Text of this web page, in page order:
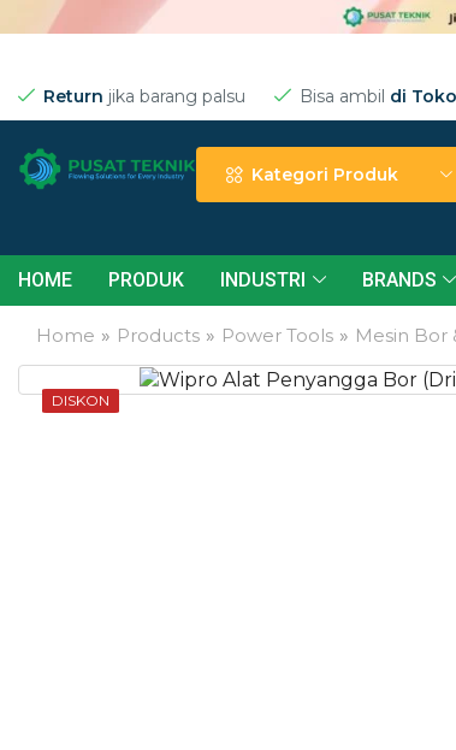
Return jika barang palsu Bisa ambil di Toko
Kategori Produk
HOME PRODUK INDUSTRI BRANDS
Home » Products » Power Tools » Mesin Bor
DISKON